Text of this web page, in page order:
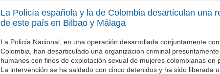
La Policía española y la de Colombia desarticulan una
de este país en Bilbao y Málaga
La Policía Nacional, en una operación desarrollada conjuntamente
Colombia, han desarticulado una organización criminal
humanos con fines de explotación sexual de mujeres colombianas en
La intervención se ha saldado con cinco detenidos y ha sido liberada